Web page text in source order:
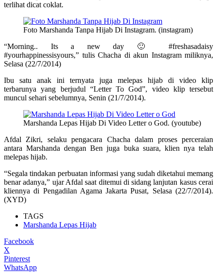
terlihat dicat coklat.
Foto Marshanda Tanpa Hijab Di Instagram. (instagram)
“Morning.. Its a new day 🙂 #freshasadaisy
#yourhappinessisyours,” tulis Chacha di akun Instagram miliknya,
Selasa (22/7/2014)
Ibu satu anak ini ternyata juga melepas hijab di video klip
terbarunya yang berjudul “Letter To God”, video klip tersebut
muncul sehari sebelumnya, Senin (21/7/2014).
Marshanda Lepas Hijab Di Video Letter o God. (youtube)
Afdal Zikri, selaku pengacara Chacha dalam proses perceraian
antara Marshanda dengan Ben juga buka suara, klien nya telah
melepas hijab.
“Segala tindakan perbuatan informasi yang sudah diketahui memang
benar adanya,” ujar Afdal saat ditemui di sidang lanjutan kasus cerai
kliennya di Pengadilan Agama Jakarta Pusat, Selasa (22/7/2014).
(XYD)
TAGS
Marshanda Lepas Hijab
Facebook
X
Pinterest
WhatsApp